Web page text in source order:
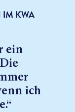
IM KWA
ein
ich